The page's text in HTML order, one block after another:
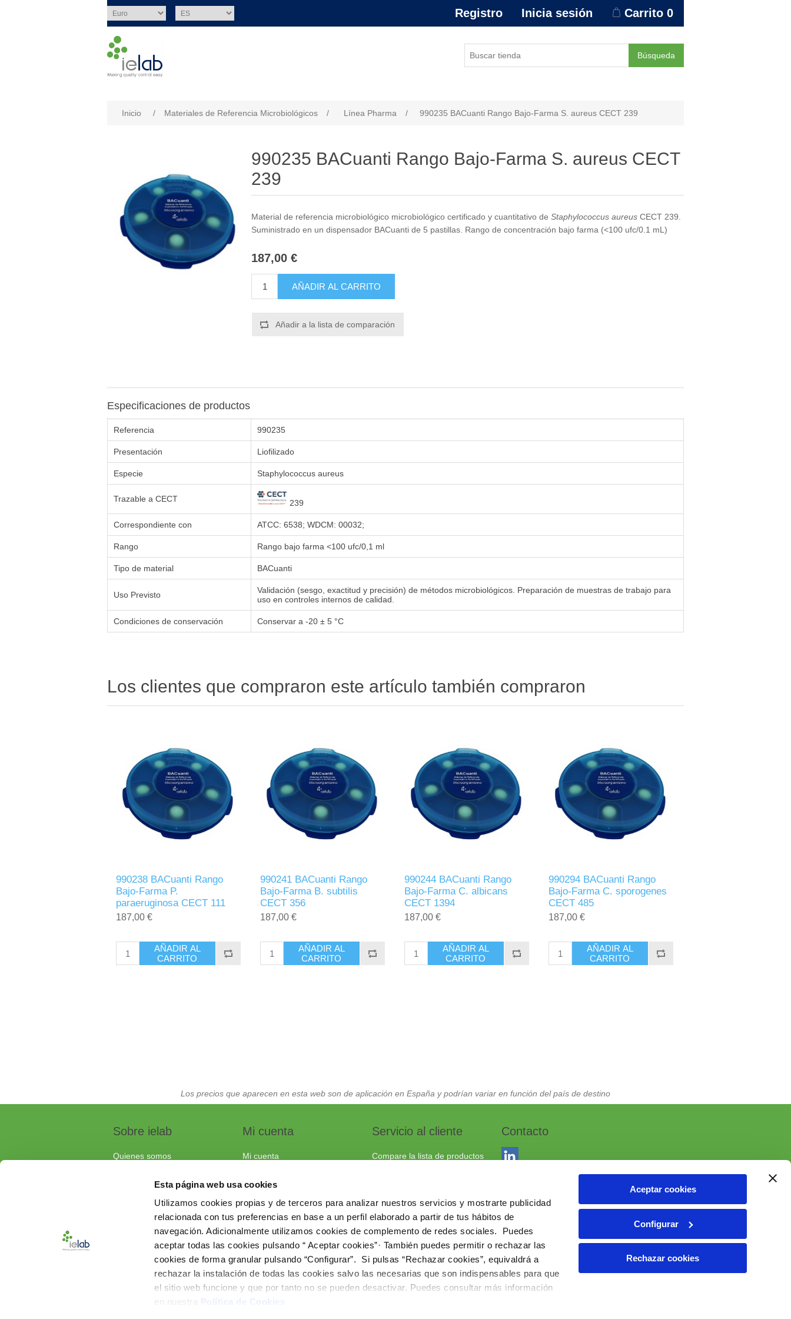
Esta página web usa cookies
Utilizamos cookies propias y de terceros para analizar nuestros servicios y mostrarte publicidad
relacionada con tus preferencias en base a un perfil elaborado a partir de tus hábitos de
navegación. Adicionalmente utilizamos cookies de complemento de redes sociales. Puedes
aceptar todas las cookies pulsando “ Aceptar cookies”· También puedes permitir o rechazar las
cookies de forma granular pulsando “Configurar”. Si pulsas “Rechazar cookies”, equivaldrá a
rechazar la instalación de todas las cookies salvo las necesarias que son indispensables para que
el sitio web funcione y que por tanto no se pueden desactivar. Puedes consultar más información
en nuestra Política de Cookies
Aceptar cookies
Configurar
Rechazar cookies
Registro Inicia sesión Carrito 0
Búsqueda
Inicio / Materiales de Referencia Microbiológicos / Línea Pharma / 990235 BACuanti Rango Bajo-Farma S. aureus CECT 239
990235 BACuanti Rango Bajo-Farma S. aureus CECT
239
Material de referencia microbiológico microbiológico certificado y cuantitativo de Staphylococcus aureus CECT 239.
Suministrado en un dispensador BACuanti de 5 pastillas. Rango de concentración bajo farma (<100 ufc/0.1 mL)
187,00 €
AÑADIR AL CARRITO
Añadir a la lista de comparación
Especificaciones de productos
Referencia 990235
Presentación Liofilizado
Especie Staphylococcus aureus
Trazable a CECT 239
Correspondiente con ATCC: 6538; WDCM: 00032;
Rango Rango bajo farma <100 ufc/0,1 ml
Tipo de material BACuanti
Uso Previsto
Validación (sesgo, exactitud y precisión) de métodos microbiológicos. Preparación de muestras de trabajo para
uso en controles internos de calidad.
Condiciones de conservación Conservar a -20 ± 5 °C
Los clientes que compraron este artículo también compraron
990238 BACuanti Rango
Bajo-Farma P.
paraeruginosa CECT 111
187,00 €
AÑADIR AL
CARRITO
990241 BACuanti Rango
Bajo-Farma B. subtilis
CECT 356
187,00 €
AÑADIR AL
CARRITO
990244 BACuanti Rango
Bajo-Farma C. albicans
CECT 1394
187,00 €
AÑADIR AL
CARRITO
990294 BACuanti Rango
Bajo-Farma C. sporogenes
CECT 485
187,00 €
AÑADIR AL
CARRITO
Los precios que aparecen en esta web son de aplicación en España y podrían variar en función del país de destino
Sobre ielab
Quienes somos
Soluciones a medida
Contacta con nosotros
Documentos de interés
Preguntas frecuentes
Mi cuenta
Mi cuenta
Servicio al cliente
Compare la lista de productos
Aviso Legal
Política de privacidad
Contacto
Dracma, 7 - Polígono Industrial Las Atalayas
03114 ALICANTE (España)
+34 966 10 55 01
comercial@ielab.es
www.ielab.es